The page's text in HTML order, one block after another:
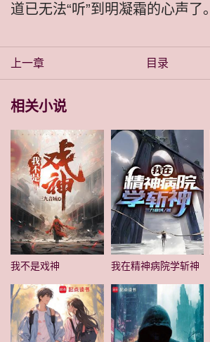
道已无法“听”到明凝霜的心声了。
上一章 目录
相关小说
我不是戏神 我在精神病院学斩神